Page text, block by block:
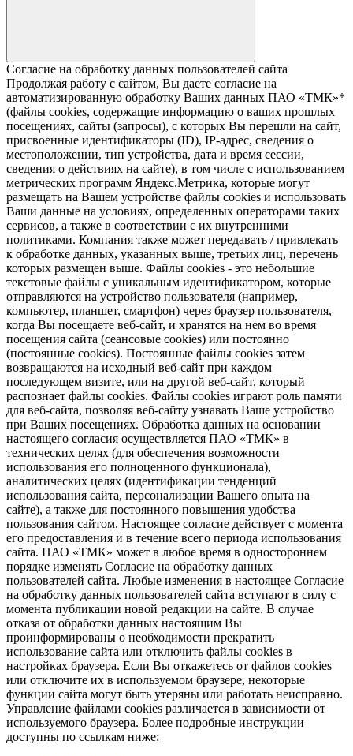
Согласие на обработку данных пользователей сайта
Продолжая работу с сайтом, Вы даете согласие на
автоматизированную обработку Ваших данных ПАО «ТМК»*
(файлы cookies, содержащие информацию о ваших прошлых
посещениях, сайты (запросы), с которых Вы перешли на сайт,
присвоенные идентификаторы (ID), IP-адрес, сведения о
местоположении, тип устройства, дата и время сессии,
сведения о действиях на сайте), в том числе с использованием
метрических программ Яндекс.Метрика, которые могут
размещать на Вашем устройстве файлы cookies и использовать
Ваши данные на условиях, определенных операторами таких
сервисов, а также в соответствии с их внутренними
политиками. Компания также может передавать / привлекать
к обработке данных, указанных выше, третьих лиц, перечень
которых размещен выше. Файлы cookies - это небольшие
текстовые файлы с уникальным идентификатором, которые
отправляются на устройство пользователя (например,
компьютер, планшет, смартфон) через браузер пользователя,
когда Вы посещаете веб-сайт, и хранятся на нем во время
посещения сайта (сеансовые cookies) или постоянно
(постоянные cookies). Постоянные файлы cookies затем
возвращаются на исходный веб-сайт при каждом
последующем визите, или на другой веб-сайт, который
распознает файлы cookies. Файлы cookies играют роль памяти
для веб-сайта, позволяя веб-сайту узнавать Ваше устройство
при Ваших посещениях. Обработка данных на основании
настоящего согласия осуществляется ПАО «ТМК» в
технических целях (для обеспечения возможности
использования его полноценного функционала),
аналитических целях (идентификации тенденций
использования сайта, персонализации Вашего опыта на
сайте), а также для постоянного повышения удобства
пользования сайтом. Настоящее согласие действует с момента
его предоставления и в течение всего периода использования
сайта. ПАО «ТМК» может в любое время в одностороннем
порядке изменять Согласие на обработку данных
пользователей сайта. Любые изменения в настоящее Согласие
на обработку данных пользователей сайта вступают в силу с
момента публикации новой редакции на сайте. В случае
отказа от обработки данных настоящим Вы
проинформированы о необходимости прекратить
использование сайта или отключить файлы cookies в
настройках браузера. Если Вы откажетесь от файлов cookies
или отключите их в используемом браузере, некоторые
функции сайта могут быть утеряны или работать неисправно.
Управление файлами cookies различается в зависимости от
используемого браузера. Более подробные инструкции
доступны по ссылкам ниже: